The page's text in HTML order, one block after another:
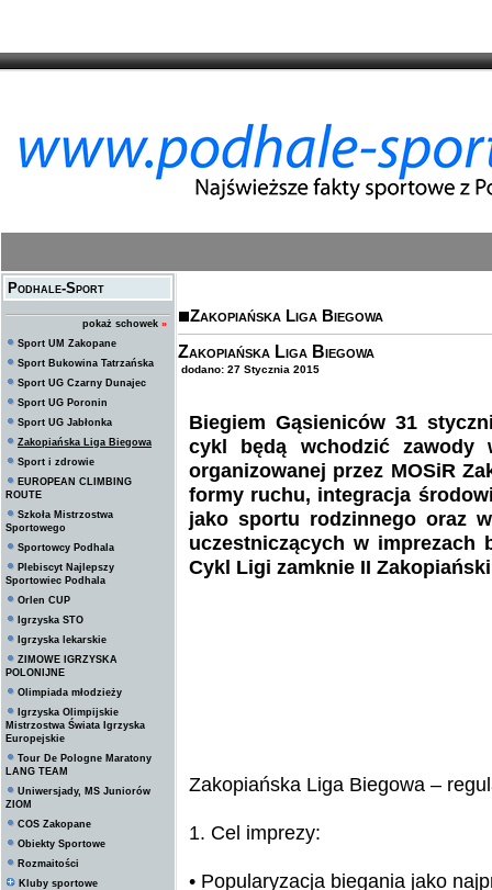
Podhale-Sport
pokaż schowek »
Sport UM Zakopane
Sport Bukowina Tatrzańska
Sport UG Czarny Dunajec
Sport UG Poronin
Sport UG Jabłonka
Zakopiańska Liga Biegowa
Sport i zdrowie
EUROPEAN CLIMBING
ROUTE
Szkoła Mistrzostwa
Sportowego
Sportowcy Podhala
Plebiscyt Najlepszy
Sportowiec Podhala
Orlen CUP
Igrzyska STO
Igrzyska lekarskie
ZIMOWE IGRZYSKA
POLONIJNE
Olimpiada młodzieży
Igrzyska Olimpijskie
Mistrzostwa Świata Igrzyska
Europejskie
Tour De Pologne Maratony
LANG TEAM
Uniwersjady, MS Juniorów
ZIOM
COS Zakopane
Obiekty Sportowe
Rozmaitości
Kluby sportowe
Zakopiańska Liga Biegowa
Zakopiańska Liga Biegowa
dodano: 27 Stycznia 2015
Biegiem Gąsieniców 31
cykl będą wchodzić
organizowanej przez MOSiR
formy ruchu, integracja
jako sportu rodzinnego oraz
uczestniczących w imprezach
Cykl Ligi zamknie II
Zakopiańska Liga Biegowa –
1. Cel imprezy:
• Popularyzacja biegania jako